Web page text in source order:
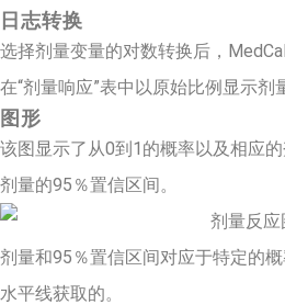
日志转换
选择剂量变量的对数转换后，
在“剂量响应”表中以原始比例显示剂
图形
该图显示了从0到1的概率以及相应
剂量的95％置信区间。
剂量和95％置信区间对应于特定的
水平线获取的。